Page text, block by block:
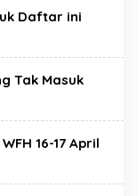
Daftar ini
Tak Masuk
16-17 April